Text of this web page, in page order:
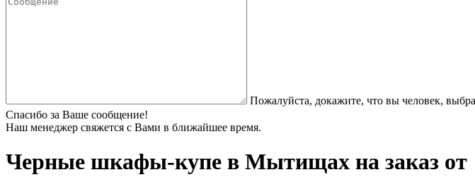
Пожалуйста, докажите, что вы человек,
Спасибо за Ваше сообщение!
Наш менеджер свяжется с Вами в ближайшее время.
Черные шкафы-купе в Мытищах на заказ